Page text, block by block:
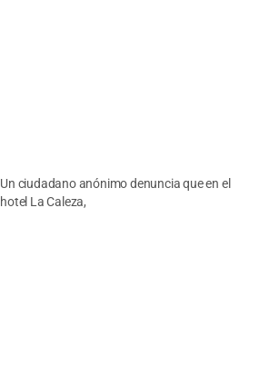
Un ciudadano anónimo denuncia que en el
hotel La Caleza,